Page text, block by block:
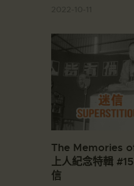
The Memories
上人紀念特輯
信